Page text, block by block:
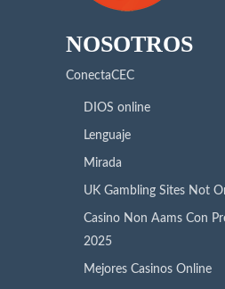
NOSOTROS
ConectaCEC
DIOS online
Lenguaje
Mirada
UK Gambling Sites Not
Casino Non Aams Con
2025
Mejores Casinos Online